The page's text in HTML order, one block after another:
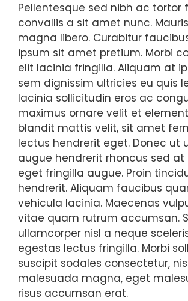
Pellentesque sed nibh ac tortor
convallis a sit amet nunc.
magna libero. Curabitur
ipsum sit amet pretium. Morbi
elit lacinia fringilla. Aliquam at
sem dignissim ultricies eu quis
lacinia sollicitudin eros ac
maximus ornare velit et
blandit mattis velit, sit amet
lectus hendrerit eget. Donec ut
augue hendrerit rhoncus sed at
eget fringilla augue. Proin
hendrerit. Aliquam faucibus
vehicula lacinia. Maecenas
vitae quam rutrum accumsan.
ullamcorper nisl a neque
egestas lectus fringilla. Morbi
suscipit sodales consectetur,
malesuada magna, eget
risus accumsan erat.